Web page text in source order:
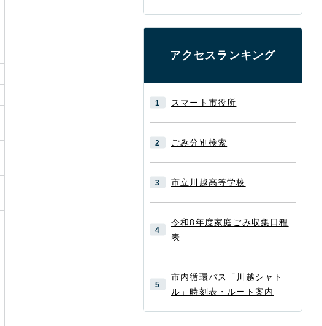
アクセスランキング
スマート市役所
ごみ分別検索
市立川越高等学校
令和8年度家庭ごみ収集日程
表
市内循環バス「川越シャト
ル」時刻表・ルート案内